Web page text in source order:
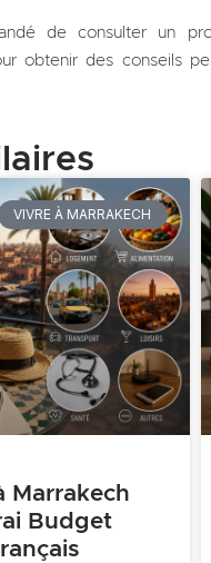
de consulter un
obtenir des conseils
VIVRE À MARRAKECH
Marrakech
Budget